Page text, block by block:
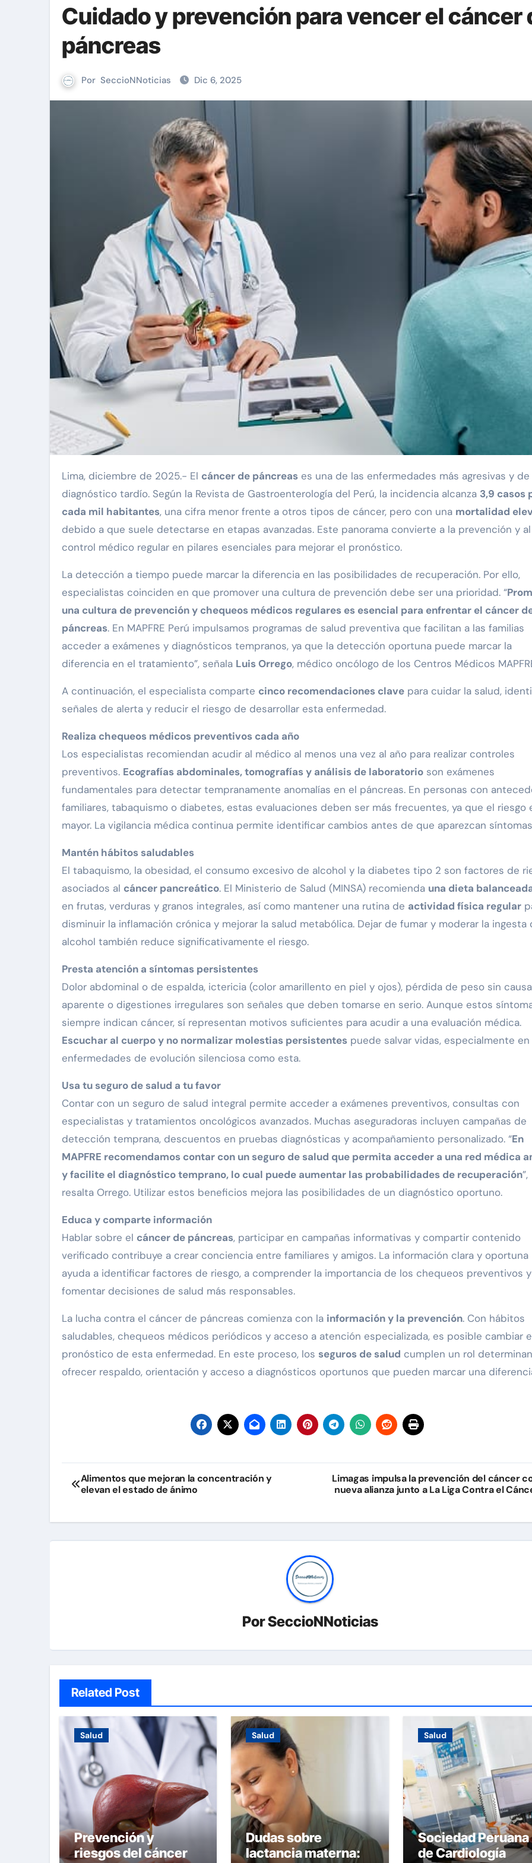
Cuidado y prevención para vencer el cáncer
páncreas
Por SeccioNNoticias Dic 6, 2025
Lima, diciembre de 2025.- El cáncer de páncreas es una de las enfermedades más agresivas y de
diagnóstico tardío. Según la Revista de Gastroenterología del Perú, la incidencia alcanza 3,9 casos
cada mil habitantes, una cifra menor frente a otros tipos de cáncer, pero con una mortalidad
debido a que suele detectarse en etapas avanzadas. Este panorama convierte a la prevención y al
control médico regular en pilares esenciales para mejorar el pronóstico.
La detección a tiempo puede marcar la diferencia en las posibilidades de recuperación. Por ello,
especialistas coinciden en que promover una cultura de prevención debe ser una prioridad. “
una cultura de prevención y chequeos médicos regulares es esencial para enfrentar el cáncer
páncreas. En MAPFRE Perú impulsamos programas de salud preventiva que facilitan a las familias
acceder a exámenes y diagnósticos tempranos, ya que la detección oportuna puede marcar la
diferencia en el tratamiento”, señala Luis Orrego, médico oncólogo de los Centros Médicos
A continuación, el especialista comparte cinco recomendaciones clave para cuidar la salud,
señales de alerta y reducir el riesgo de desarrollar esta enfermedad.
Realiza chequeos médicos preventivos cada año
Los especialistas recomiendan acudir al médico al menos una vez al año para realizar controles
preventivos. Ecografías abdominales, tomografías y análisis de laboratorio son exámenes
fundamentales para detectar tempranamente anomalías en el páncreas. En personas con
familiares, tabaquismo o diabetes, estas evaluaciones deben ser más frecuentes, ya que el riesgo
mayor. La vigilancia médica continua permite identificar cambios antes de que aparezcan
Mantén hábitos saludables
El tabaquismo, la obesidad, el consumo excesivo de alcohol y la diabetes tipo 2 son factores de
asociados al cáncer pancreático. El Ministerio de Salud (MINSA) recomienda una dieta
en frutas, verduras y granos integrales, así como mantener una rutina de actividad física regular
disminuir la inflamación crónica y mejorar la salud metabólica. Dejar de fumar y moderar la ingesta
alcohol también reduce significativamente el riesgo.
Presta atención a síntomas persistentes
Dolor abdominal o de espalda, ictericia (color amarillento en piel y ojos), pérdida de peso sin causa
aparente o digestiones irregulares son señales que deben tomarse en serio. Aunque estos
siempre indican cáncer, sí representan motivos suficientes para acudir a una evaluación médica.
Escuchar al cuerpo y no normalizar molestias persistentes puede salvar vidas, especialmente en
enfermedades de evolución silenciosa como esta.
Usa tu seguro de salud a tu favor
Contar con un seguro de salud integral permite acceder a exámenes preventivos, consultas con
especialistas y tratamientos oncológicos avanzados. Muchas aseguradoras incluyen campañas de
detección temprana, descuentos en pruebas diagnósticas y acompañamiento personalizado. “En
MAPFRE recomendamos contar con un seguro de salud que permita acceder a una red médica
y facilite el diagnóstico temprano, lo cual puede aumentar las probabilidades de recuperación”,
resalta Orrego. Utilizar estos beneficios mejora las posibilidades de un diagnóstico oportuno.
Educa y comparte información
Hablar sobre el cáncer de páncreas, participar en campañas informativas y compartir contenido
verificado contribuye a crear conciencia entre familiares y amigos. La información clara y oportuna
ayuda a identificar factores de riesgo, a comprender la importancia de los chequeos preventivos
fomentar decisiones de salud más responsables.
La lucha contra el cáncer de páncreas comienza con la información y la prevención. Con hábitos
saludables, chequeos médicos periódicos y acceso a atención especializada, es posible cambiar
pronóstico de esta enfermedad. En este proceso, los seguros de salud cumplen un rol
ofrecer respaldo, orientación y acceso a diagnósticos oportunos que pueden marcar una
Navegación
de
entradas
Alimentos que mejoran la concentración y
elevan el estado de ánimo
Limagas impulsa la prevención del cáncer
nueva alianza junto a La Liga Contra el
PorSeccioNNoticias
Related Post
Salud
Prevención y
riesgos del cáncer
Salud
Dudas sobre
lactancia materna:
Salud
Sociedad Peruana
de Cardiología